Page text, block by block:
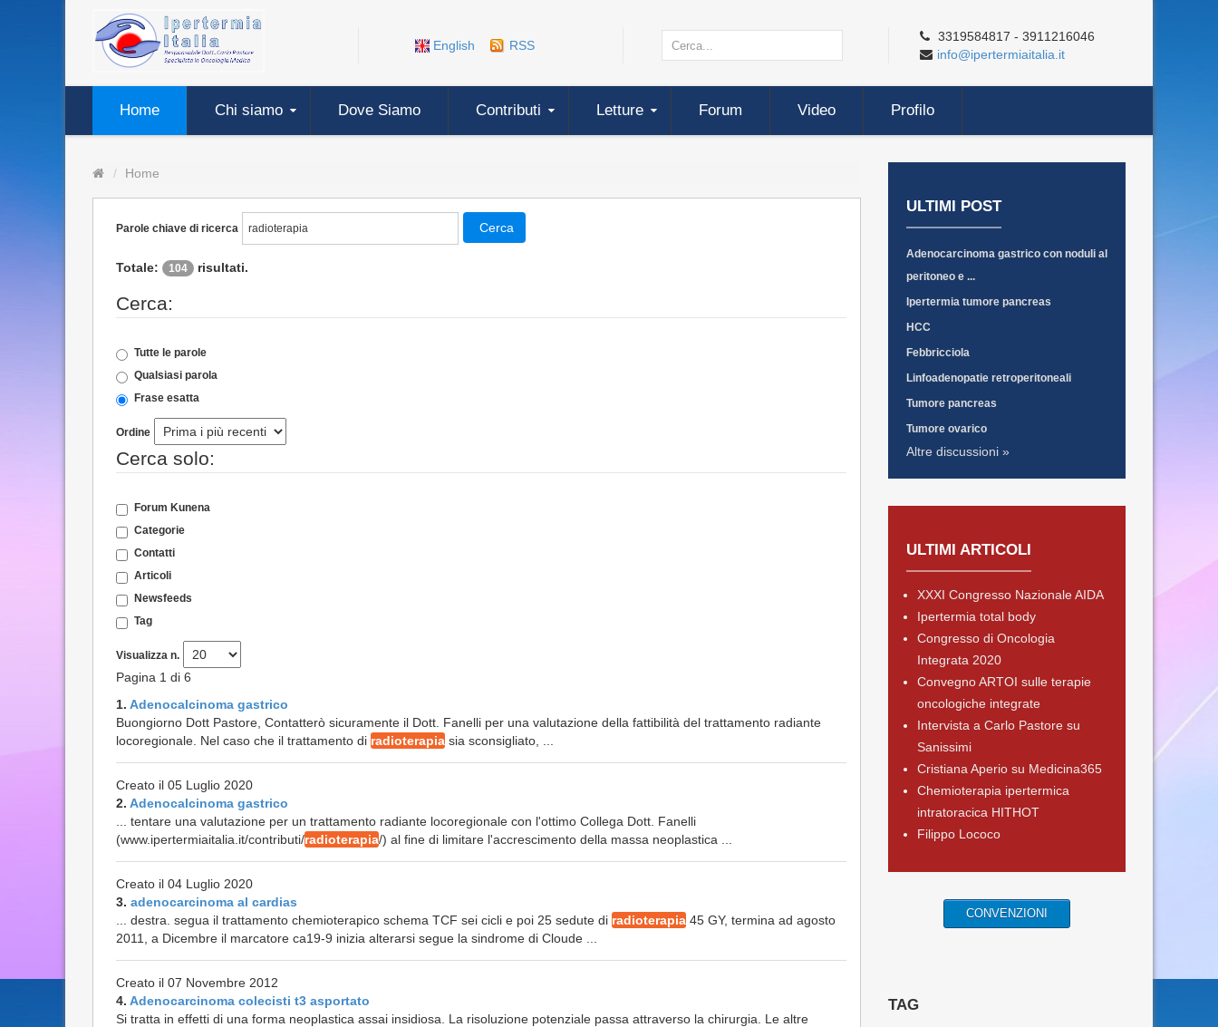
English RSS
3319584817 - 3911216046
info@ipertermiaitalia.it
Home Chi siamo Dove Siamo Contributi Letture Forum Video Profilo
Home
Parole chiave di ricerca Cerca
Totale: 104 risultati.
Cerca:
Tutte le parole
Qualsiasi parola
Frase esatta
Ordine
Cerca solo:
Forum Kunena
Categorie
Contatti
Articoli
Newsfeeds
Tag
Visualizza n.
Pagina 1 di 6
1. Adenocalcinoma gastrico
Buongiorno Dott Pastore, Contatterò sicuramente il Dott. Fanelli per una valutazione della fattibilità del trattamento radiante
locoregionale. Nel caso che il trattamento di radioterapia sia sconsigliato, ...
Creato il 05 Luglio 2020
2. Adenocalcinoma gastrico
... tentare una valutazione per un trattamento radiante locoregionale con l'ottimo Collega Dott. Fanelli
(www.ipertermiaitalia.it/contributi/radioterapia/) al fine di limitare l'accrescimento della massa neoplastica ...
Creato il 04 Luglio 2020
3. adenocarcinoma al cardias
... destra. segua il trattamento chemioterapico schema TCF sei cicli e poi 25 sedute di radioterapia 45 GY, termina ad agosto
2011, a Dicembre il marcatore ca19-9 inizia alterarsi segue la sindrome di Cloude ...
Creato il 07 Novembre 2012
4. Adenocarcinoma colecisti t3 asportato
Si tratta in effetti di una forma neoplastica assai insidiosa. La risoluzione potenziale passa attraverso la chirurgia. Le altre
ULTIMI POST
Adenocarcinoma gastrico con noduli al
peritoneo e ...
Ipertermia tumore pancreas
HCC
Febbricciola
Linfoadenopatie retroperitoneali
Tumore pancreas
Tumore ovarico
Altre discussioni »
ULTIMI ARTICOLI
XXXI Congresso Nazionale AIDA
Ipertermia total body
Congresso di Oncologia
Integrata 2020
Convegno ARTOI sulle terapie
oncologiche integrate
Intervista a Carlo Pastore su
Sanissimi
Cristiana Aperio su Medicina365
Chemioterapia ipertermica
intratoracica HITHOT
Filippo Lococo
CONVENZIONI
TAG